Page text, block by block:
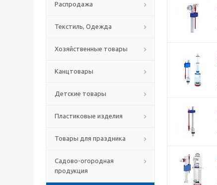
Распродажа
Текстиль, Одежда
Хозяйственные товары
Канцтовары
Детские товары
Пластиковые изделия
Товары для праздника
Садово-огородная
продукция